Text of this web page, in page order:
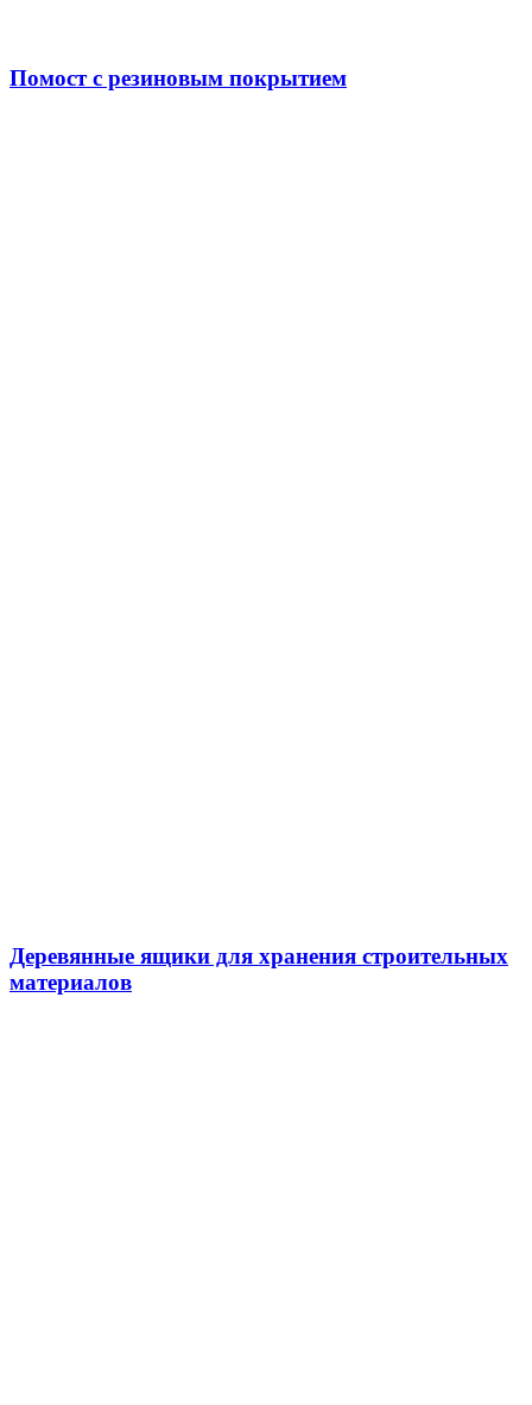
Помост с резиновым покрытием
Деревянные ящики для хранения строительных
материалов